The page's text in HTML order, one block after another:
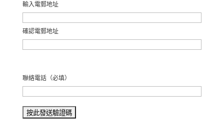
輸入電郵地址
確認電郵地址
聯絡電話（必填）